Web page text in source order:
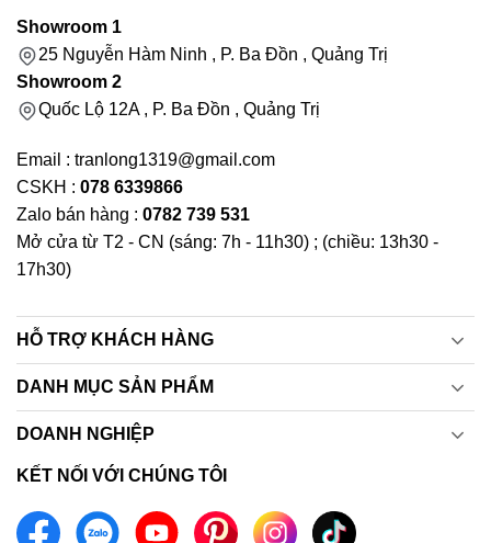
Showroom 1
25 Nguyễn Hàm Ninh , P. Ba Đồn , Quảng Trị
Showroom 2
Quốc Lộ 12A , P. Ba Đồn , Quảng Trị
Email : tranlong1319@gmail.com
CSKH : 078 6339866
Zalo bán hàng : 0782 739 531
Mở cửa từ T2 - CN (sáng: 7h - 11h30) ; (chiều: 13h30 -
17h30)
HỖ TRỢ KHÁCH HÀNG
DANH MỤC SẢN PHẨM
DOANH NGHIỆP
KẾT NỐI VỚI CHÚNG TÔI